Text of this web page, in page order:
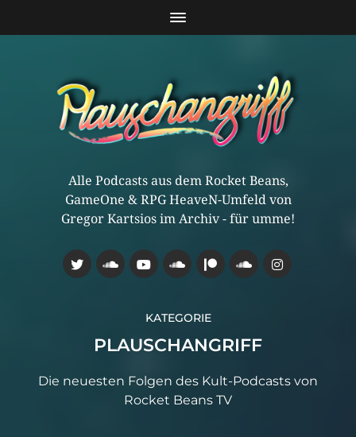
Alle Podcasts aus dem Rocket Beans,
GameOne & RPG HeaveN-Umfeld von
Gregor Kartsios im Archiv - für umme!
KATEGORIE
PLAUSCHANGRIFF
Die neuesten Folgen des Kult-Podcasts von
Rocket Beans TV